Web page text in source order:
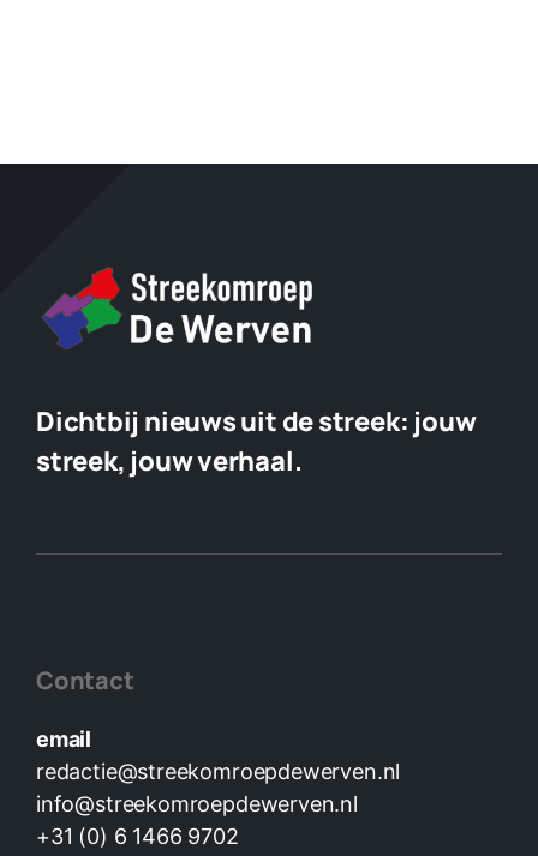
Dichtbij nieuws uit de streek: jouw
streek, jouw verhaal.
Contact
email
redactie@streekomroepdewerven.nl
info@streekomroepdewerven.nl
+31 (0) 6 1466 9702